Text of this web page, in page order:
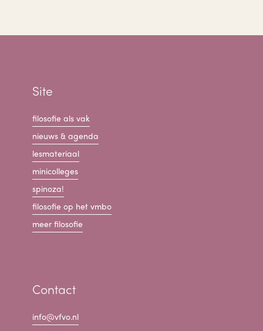
Site
filosofie als vak
nieuws & agenda
lesmateriaal
minicolleges
spinoza!
filosofie op het vmbo
meer filosofie
Contact
info@vfvo.nl